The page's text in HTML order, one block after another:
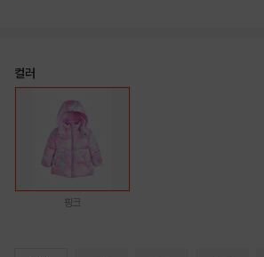
컬러
핑크